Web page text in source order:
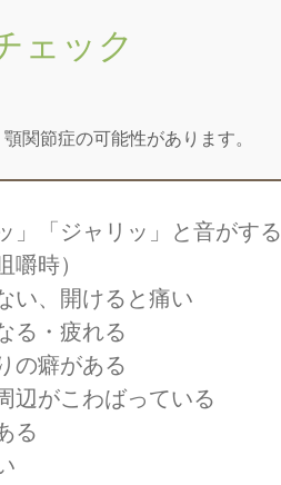
ェック
関節症の可能性があります。
」「ジャリッ」と音がする
嚼時）
い、開けると痛い
る・疲れる
の癖がある
辺がこわばっている
る